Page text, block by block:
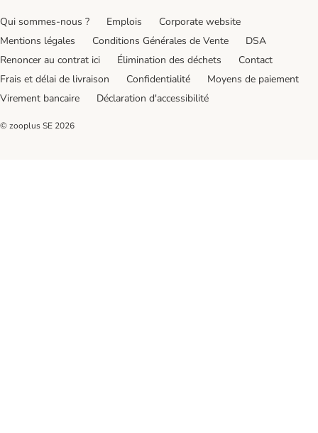
Qui sommes-nous ? Emplois
Corporate website
Mentions légales
Conditions Générales de Vente
DSA
Renoncer au contrat ici
Élimination des déchets
Contact
Frais et délai de livraison
Confidentialité
Moyens de paiement
Virement bancaire
Déclaration d'accessibilité
© zooplus SE 2026